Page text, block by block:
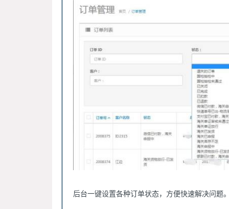
后台一键设置各种订单状态，方便快速解决问题